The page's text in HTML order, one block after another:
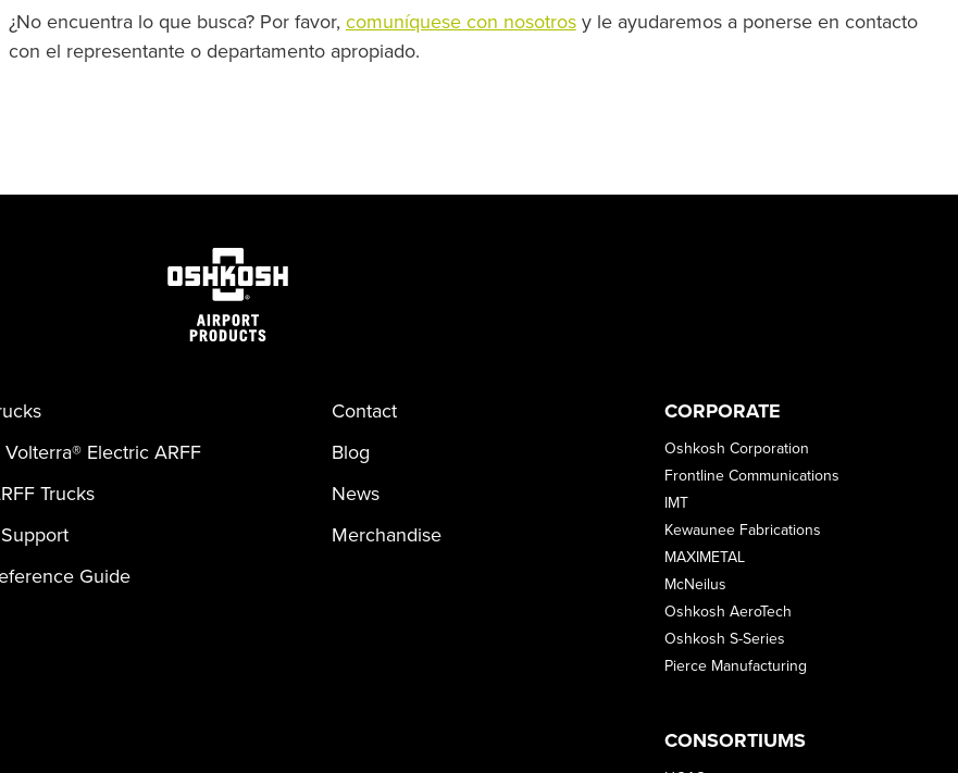
¿No encuentra lo que busca? Por favor, comuníquese con nosotrosy le ayudaremos a ponerse en contacto
con el representante o departamento apropiado.
Electric ARFF
Trucks
Guide
Contact
Blog
News
Merchandise
CORPORATE
Oshkosh Corporation
Frontline Communications
IMT
Kewaunee Fabrications
MAXIMETAL
McNeilus
Oshkosh AeroTech
Oshkosh S-Series
Pierce Manufacturing
CONSORTIUMS